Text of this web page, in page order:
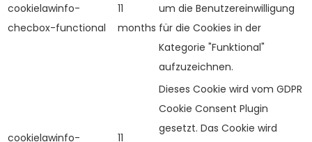
cookielawinfo-
checbox-functional
11
months
um die Benutzereinwilligung
für die Cookies in der
Kategorie "Funktional"
aufzuzeichnen.
cookielawinfo-
11
Dieses Cookie wird vom GDPR
Cookie Consent Plugin
gesetzt. Das Cookie wird